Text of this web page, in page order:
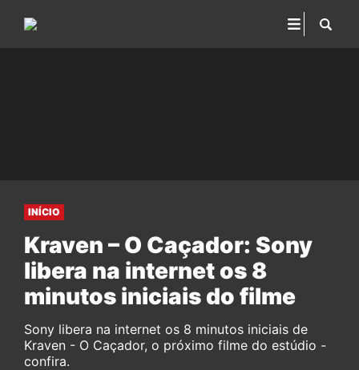
INÍCIO
Kraven – O Caçador: Sony
libera na internet os 8
minutos iniciais do filme
Sony libera na internet os 8 minutos iniciais de
Kraven - O Caçador, o próximo filme do estúdio -
confira.